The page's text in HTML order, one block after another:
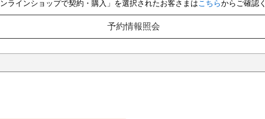
ラインショップで契約・購入」を選択されたお客さまはこちらからご確認
予約情報照会